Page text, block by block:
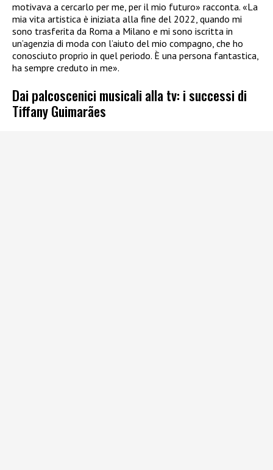
motivava a cercarlo per me, per il mio futuro» racconta. «La
mia vita artistica è iniziata alla fine del 2022, quando mi
sono trasferita da Roma a Milano e mi sono iscritta in
un’agenzia di moda con l’aiuto del mio compagno, che ho
conosciuto proprio in quel periodo. È una persona fantastica,
ha sempre creduto in me».
Dai palcoscenici musicali alla tv: i successi di
Tiffany Guimarães